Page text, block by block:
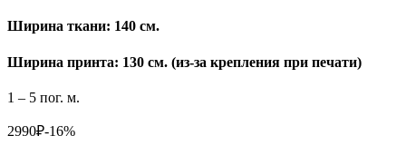
Ширина ткани: 140 см.
Ширина принта: 130 см. (из-за крепления при печати)
1 – 5 пог. м.
2990₽-16%